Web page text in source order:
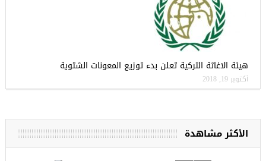
هيئة الاغاثة التركية تعلن بدء توزيع المعونات الشتوية
أكتوبر 19, 2018
الأكثر مشاهدة